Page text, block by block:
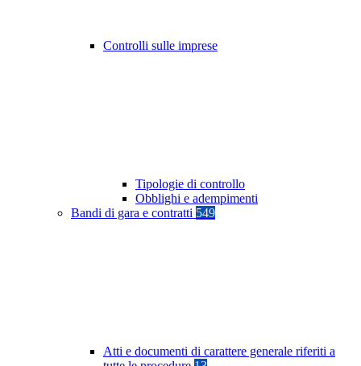
Controlli sulle imprese
Tipologie di controllo
Obblighi e adempimenti
Bandi di gara e contratti 549
Atti e documenti di carattere generale riferiti a